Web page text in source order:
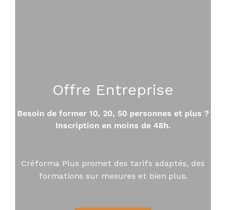
Offre Entreprise
Besoin de former 10, 20, 50 personnes et plus ?
Inscription en moins de 48h.
Créforma Plus promet des tarifs adaptés, des
formations sur mesures et bien plus.